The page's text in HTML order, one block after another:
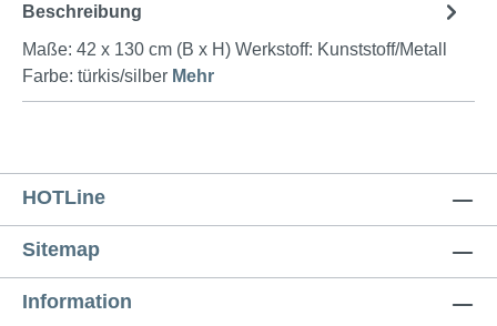
Beschreibung
Maße: 42 x 130 cm (B x H) Werkstoff: Kunststoff/Metall
Farbe: türkis/silber Mehr
HOTLine
Sitemap
Information